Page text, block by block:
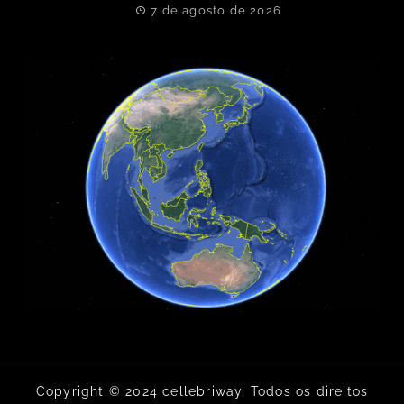
7 de agosto de 2026
Copyright © 2024 cellebriway. Todos os direitos